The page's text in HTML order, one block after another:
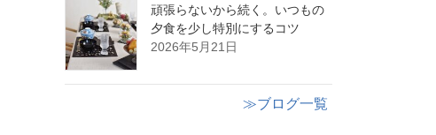
頑張らないから続く。いつもの
夕食を少し特別にするコツ
2026年5月21日
≫ブログ一覧